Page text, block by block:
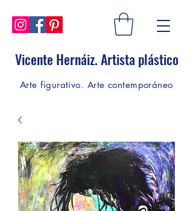
Vicente Hernáiz. Artista plástico
Arte figurativo. Arte contemporáneo